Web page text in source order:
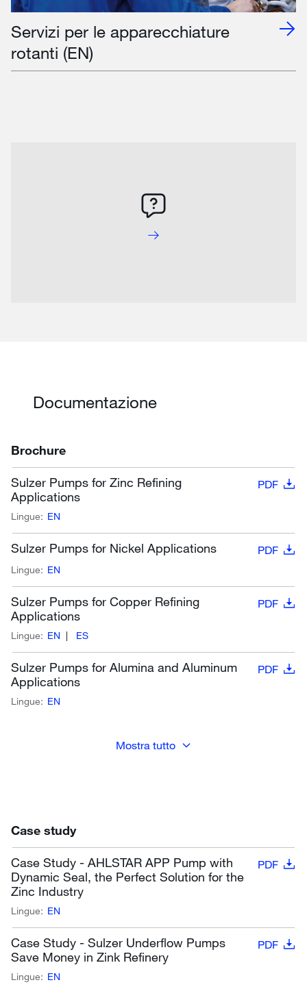
Servizi per le apparecchiature
rotanti (EN)
Documentazione
Brochure
Sulzer Pumps for Zinc Refining
Applications
PDF
Lingue: EN
Sulzer Pumps for Nickel Applications PDF
Lingue: EN
Sulzer Pumps for Copper Refining
Applications
PDF
Lingue: EN ES
Sulzer Pumps for Alumina and Aluminum
Applications
PDF
Lingue: EN
Mostra tutto
Case study
Case Study - AHLSTAR APP Pump with
Dynamic Seal, the Perfect Solution for the
Zinc Industry
PDF
Lingue: EN
Case Study - Sulzer Underflow Pumps
Save Money in Zink Refinery
PDF
Lingue: EN